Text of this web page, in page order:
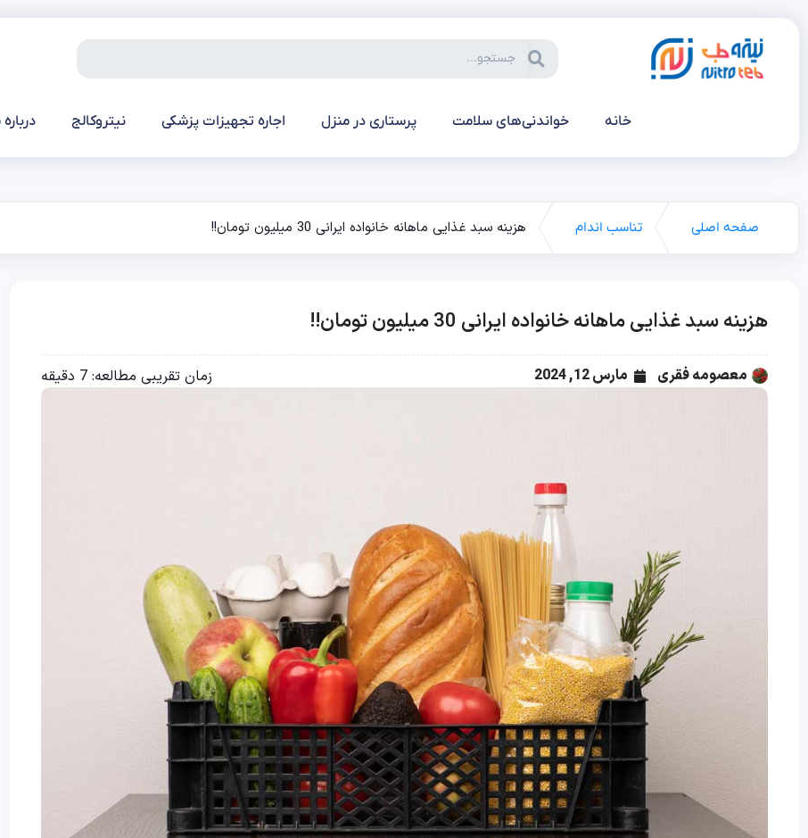
خانه خواندنی‌های سلامت پرستاری در منزل اجاره تجهیزات پزشکی نیتروکالج درباره
صفحه اصلی تناسب اندام هزینه سبد غذایی ماهانه خانواده ایرانی 30 میلیون تومان!!
هزینه سبد غذایی ماهانه خانواده ایرانی 30 میلیون تومان!!
معصومه فقری مارس 12, 2024 زمان تقریبی مطالعه: 7 دقیقه